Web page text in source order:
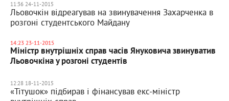
11:36 24-11-2015
Льовочкін відреагував на звинувачення Захарченка в
розгоні студентського Майдану
14:23 23-11-2015
Міністр внутрішніх справ часів Януковича звинуватив
Льовочкіна у розгоні студентів
12:28 18-11-2015
«Тітушок» підбирав і фінансував екс-міністр